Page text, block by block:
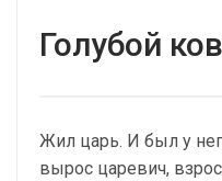
Голубой
Жил царь. И был у
вырос царевич,